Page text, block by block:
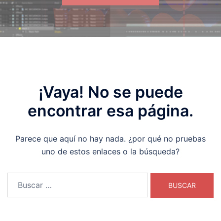
¡Vaya! No se puede
encontrar esa página.
Parece que aquí no hay nada. ¿por qué no pruebas
uno de estos enlaces o la búsqueda?